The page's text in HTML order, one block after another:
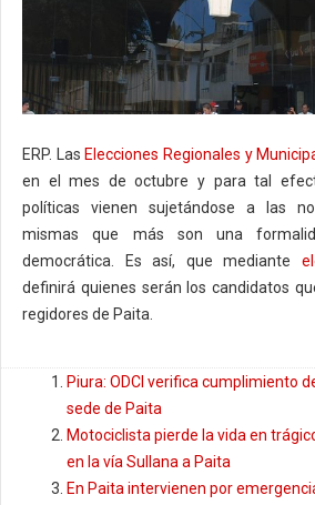
ERP. Las Elecciones Regionales y
en el mes de octubre y para tal
políticas vienen sujetándose a las
mismas que más son una
democrática. Es así, que mediante
definirá quienes serán los candidatos
regidores de Paita.
Piura: ODCI verifica cumplimiento
sede de Paita
Motociclista pierde la vida en
en la vía Sullana a Paita
En Paita intervienen por